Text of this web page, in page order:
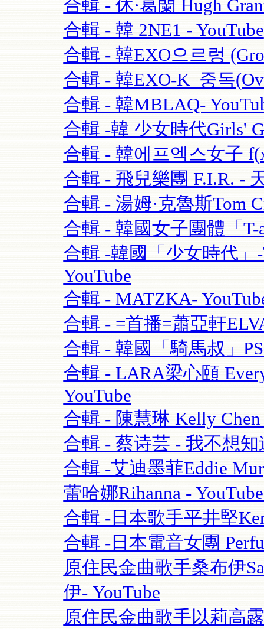
合輯 - 休·葛蘭 Hugh
合輯 - 韓 2NE1 - YouTube
合輯 - 韓EXO으르렁
合輯 - 韓EXO-K_중독
合輯 - 韓MBLAQ-
合輯 -韓 少女時代Girls'
合輯 - 韓에프엑스女子
合輯 - 飛兒樂團 F.I.R. -
合輯 - 湯姆·克魯斯Tom
合輯 - 韓國女子團體「T-
合輯 -韓國「少女時代」
YouTube
合輯 - MATZKA-
合輯 - =首播=蕭亞軒
合輯 - 韓國「騎馬叔」
合輯 - LARA梁心頤
YouTube
合輯 - 陳慧琳 Kelly
合輯 - 蔡诗芸 - 我不想知
合輯 -艾迪墨菲Eddie
蕾哈娜Rihanna -
合輯 -日本歌手平井堅
合輯 -日本電音女團
原住民金曲歌手桑布伊
伊- YouTube
原住民金曲歌手以莉高